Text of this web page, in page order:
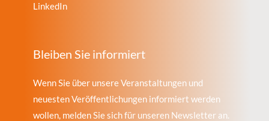
LinkedIn
Bleiben Sie informiert
Wenn Sie über unsere Veranstaltungen und
neuesten Veröffentlichungen informiert werden
wollen, melden Sie sich für unseren Newsletter an.